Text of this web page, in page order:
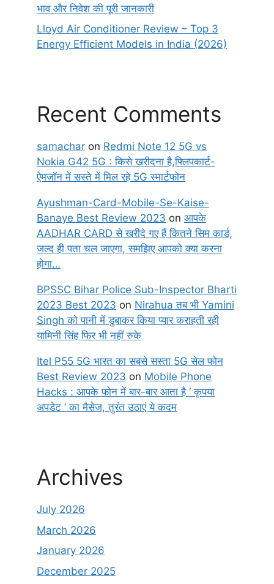
भाव और निवेश की पूरी जानकारी
Lloyd Air Conditioner Review – Top 3
Energy Efficient Models in India (2026)
Recent Comments
samachar on Redmi Note 12 5G vs
Nokia G42 5G : किसे खरीदना है,फ्लिपकार्ट-
ऐमजॉन में सस्ते में मिल रहे 5G स्मार्टफोन
Ayushman-Card-Mobile-Se-Kaise-
Banaye Best Review 2023 on आपके
AADHAR CARD से खरीदे गए हैं कितने सिम कार्ड,
जल्द ही पता चल जाएगा, समझिए आपको क्या करना
होगा…
BPSSC Bihar Police Sub-Inspector Bharti
2023 Best 2023 on Nirahua तब भी Yamini
Singh को पानी में डुबाकर किया प्यार कराहती रही
यामिनी सिंह फिर भी नहीं रुके
Itel P55 5G भारत का सबसे सस्ता 5G सेल फोन
Best Review 2023 on Mobile Phone
Hacks : आपके फोन में बार-बार आता है ‘ कृपया
अपडेट ‘ का मैसेज, तुरंत उठाएं ये कदम
Archives
July 2026
March 2026
January 2026
December 2025